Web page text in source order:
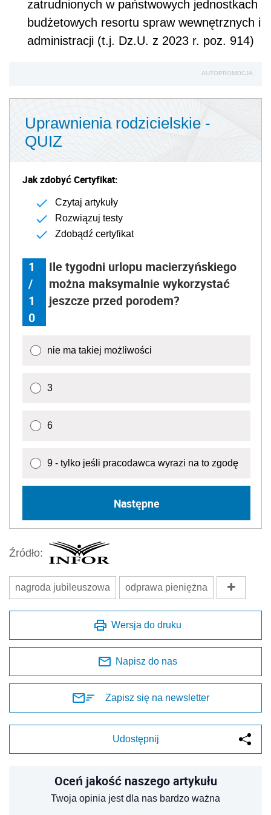
zatrudnionych w państwowych jednostkach
budżetowych resortu spraw wewnętrznych i
administracji (t.j. Dz.U. z 2023 r. poz. 914)
AUTOPROMOCJA
Uprawnienia rodzicielskie -
QUIZ
Jak zdobyć Certyfikat:
Czytaj artykuły
Rozwiązuj testy
Zdobądź certyfikat
1
/
1
0
Ile tygodni urlopu macierzyńskiego
można maksymalnie wykorzystać
jeszcze przed porodem?
nie ma takiej możliwości
3
6
9 - tylko jeśli pracodawca wyrazi na to zgodę
Następne
Źródło:
nagroda jubileuszowa odprawa pieniężna
Wersja do druku
Napisz do nas
Zapisz się na newsletter
Udostępnij
Oceń jakość naszego artykułu
Twoja opinia jest dla nas bardzo ważna